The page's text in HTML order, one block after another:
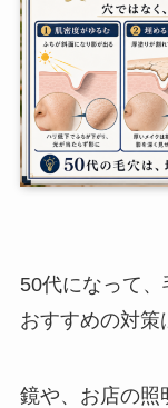
50代になって、
おすすめの対策
鏡や、お店の照